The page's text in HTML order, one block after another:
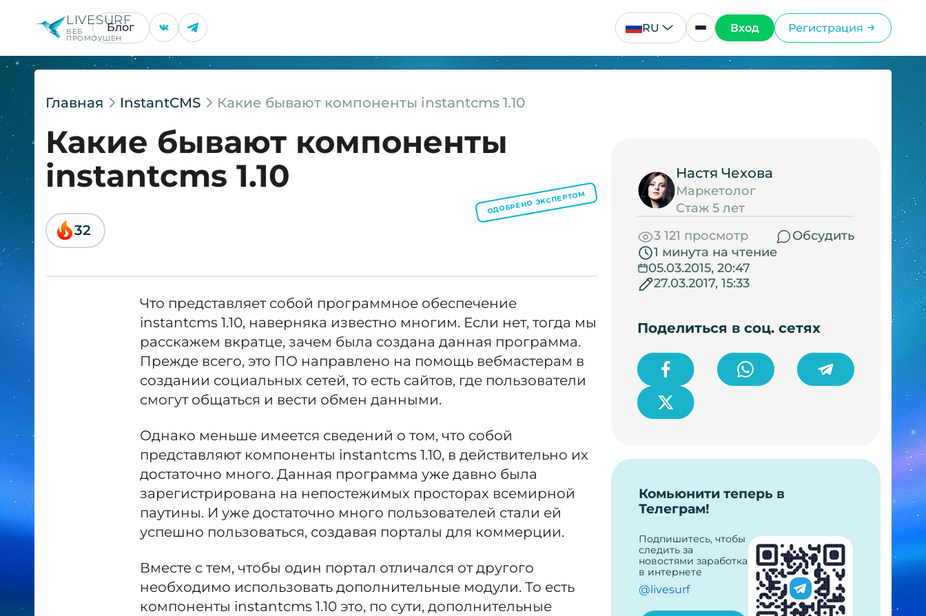
LIVESURF
ВЕБ
ПРОМОУШЕН
Блог RU Вход Регистрация
Главная InstantCMS Какие бывают компоненты instantcms 1.10
Какие бывают компоненты
instantcms 1.10
ОДОБРЕНО ЭКСПЕРТОМ
32
Что представляет собой программное обеспечение
instantcms 1.10, наверняка известно многим. Если нет, тогда мы
расскажем вкратце, зачем была создана данная программа.
Прежде всего, это ПО направлено на помощь вебмастерам в
создании социальных сетей, то есть сайтов, где пользователи
смогут общаться и вести обмен данными.
Однако меньше имеется сведений о том, что собой
представляют компоненты instantcms 1.10, в действительно их
достаточно много. Данная программа уже давно была
зарегистрирована на непостежимых просторах всемирной
паутины. И уже достаточно много пользователей стали ей
успешно пользоваться, создавая порталы для коммерции.
Вместе с тем, чтобы один портал отличался от другого
необходимо использовать дополнительные модули. То есть
компоненты instantcms 1.10 это, по сути, дополнительные
Настя Чехова
Маркетолог
Стаж 5 лет
3 121 просмотр
Обсудить
1 минута на чтение
05.03.2015, 20:47
27.03.2017, 15:33
Поделиться в соц. сетях
Комьюнити теперь в
Телеграм!
Подпишитесь, чтобы
следить за
новостями заработка
в интернете
@livesurf